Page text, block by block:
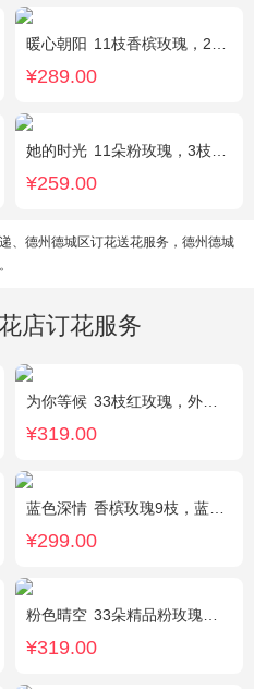
暖心朝阳 11枝香槟玫瑰，2枝向日葵，多头黄玫瑰（或类似配材替换）、桔梗搭配
¥289.00
她的时光 11朵粉玫瑰，3枝白色多头百合，白色洋桔梗
¥259.00
、德州德城区订花送花服务，德州德城
店订花服务
为你等候 33枝红玫瑰，外围满天星和黄莺，随机赠送两只公仔
¥319.00
蓝色深情 香槟玫瑰9枝，蓝绣球1枝，向日葵3枝，白色洋桔梗、大叶尤加利搭配
¥299.00
粉色晴空 33朵精品粉玫瑰，外围搭配石竹梅围绕。
¥319.00